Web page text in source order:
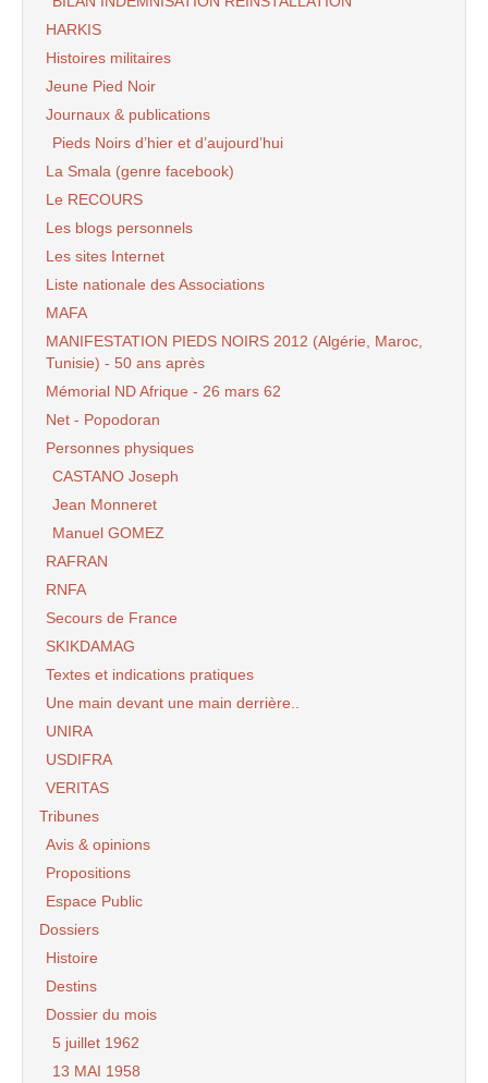
HARKIS
Histoires militaires
Jeune Pied Noir
Journaux & publications
Pieds Noirs d’hier et d’aujourd’hui
La Smala (genre facebook)
Le RECOURS
Les blogs personnels
Les sites Internet
Liste nationale des Associations
MAFA
MANIFESTATION PIEDS NOIRS 2012 (Algérie, Maroc,
Tunisie) - 50 ans après
Mémorial ND Afrique - 26 mars 62
Net - Popodoran
Personnes physiques
CASTANO Joseph
Jean Monneret
Manuel GOMEZ
RAFRAN
RNFA
Secours de France
SKIKDAMAG
Textes et indications pratiques
Une main devant une main derrière..
UNIRA
USDIFRA
VERITAS
Tribunes
Avis & opinions
Propositions
Espace Public
Dossiers
Histoire
Destins
Dossier du mois
5 juillet 1962
13 MAI 1958